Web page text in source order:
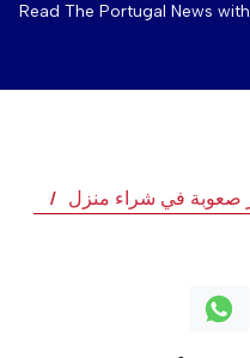
Read The Portugal News
صعوبة في شراء منزل